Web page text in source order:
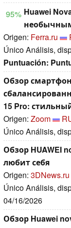
95% Huawei
Origen: Ferra.ru
Único Análisis,
Puntuación:
Обзор
15 Pro:
Origen: Zoom
Único Análisis,
Обзор HUAWEI
любит себя
Origen: 3DNews.ru
Único Análisis,
04/16/2026
Обзор Huawei